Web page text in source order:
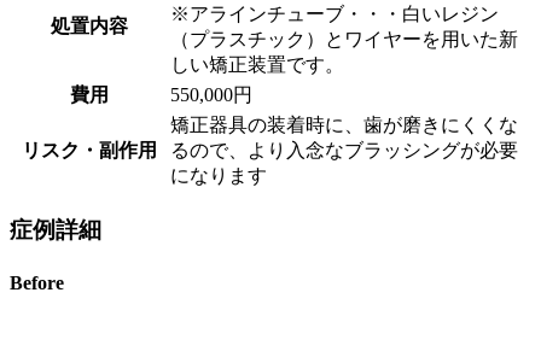
処置内容
※アラインチューブ・・・白いレジン
（プラスチック）とワイヤーを用いた新
しい矯正装置です。
費用
550,000円
リスク・副作用
矯正器具の装着時に、歯が磨きにくくな
るので、より入念なブラッシングが必要
になります
症例詳細
Before